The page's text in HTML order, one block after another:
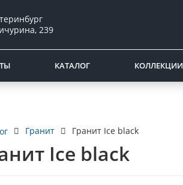
239
КАТАЛОГ КОЛЛЕКЦИИ
Гранит Гранит Ice black
Ice black